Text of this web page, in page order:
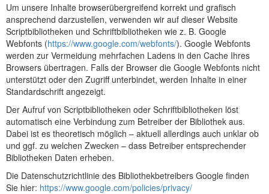
Um unsere Inhalte browserübergreifend korrekt und grafisch
ansprechend darzustellen, verwenden wir auf dieser Website
Scriptbibliotheken und Schriftbibliotheken wie z. B. Google
Webfonts (https://www.google.com/webfonts/). Google Webfonts
werden zur Vermeidung mehrfachen Ladens in den Cache Ihres
Browsers übertragen. Falls der Browser die Google Webfonts nicht
unterstützt oder den Zugriff unterbindet, werden Inhalte in einer
Standardschrift angezeigt.
Der Aufruf von Scriptbibliotheken oder Schriftbibliotheken löst
automatisch eine Verbindung zum Betreiber der Bibliothek aus.
Dabei ist es theoretisch möglich – aktuell allerdings auch unklar ob
und ggf. zu welchen Zwecken – dass Betreiber entsprechender
Bibliotheken Daten erheben.
Die Datenschutzrichtlinie des Bibliothekbetreibers Google finden
Sie hier: https://www.google.com/policies/privacy/